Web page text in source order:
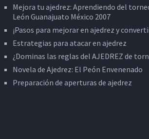
Mejora tu ajedrez: Aprendiendo del
León Guanajuato México 2007
¡Pasos para mejorar en ajedrez y
Estrategias para atacar en ajedrez
¿Dominas las reglas del AJEDREZ de
Novela de Ajedrez: El Peón Envenenado
Preparación de aperturas de ajedrez